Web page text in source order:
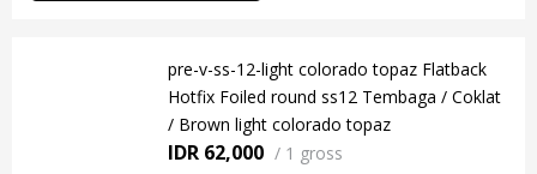
pre-v-ss-12-light colorado topaz Flatback
Hotfix Foiled round ss12 Tembaga / Coklat
/ Brown light colorado topaz
IDR 62,000 / 1 gross